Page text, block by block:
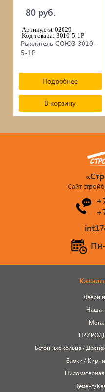
80 руб.
Артикул: st-02029
Код товара: 3010-5-1Р
Рыхлитель СОЮЗ 3010-
5-1Р
Подробнее
В корзину
Сайт
Двери
Наша
Бетонные кольца /
Блоки /
Цемент/